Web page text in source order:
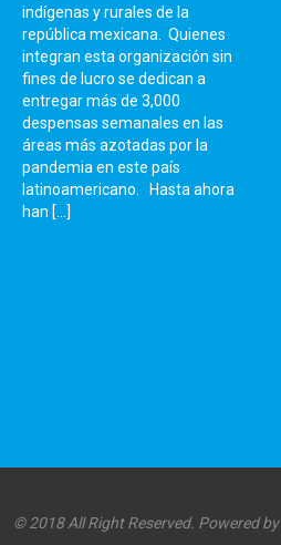
indígenas y rurales de la
república mexicana. Quienes
integran esta organización sin
fines de lucro se dedican a
entregar más de 3,000
despensas semanales en las
áreas más azotadas por la
pandemia en este país
latinoamericano. Hasta ahora
han […]
© 2018 All Right Reserved. Powered by